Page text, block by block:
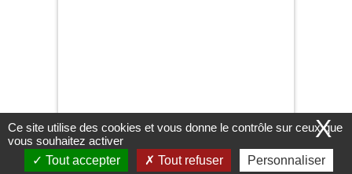
Nous contacter Mentions légales Solgne ©2016 | Conception Citopia
Solution de site internet pour mairie et collectivité - WeeCity
X
Ce site utilise des cookies et vous donne le contrôle sur ceux que
vous souhaitez activer
Tout accepter
Tout refuser Personnaliser